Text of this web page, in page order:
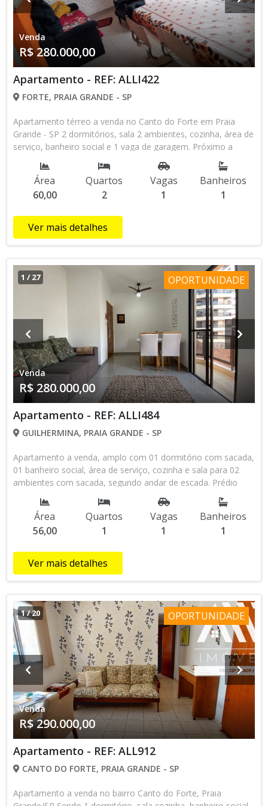
Venda
R$ 280.000,00
Apartamento - REF: ALLI422
FORTE, PRAIA GRANDE - SP
Apartamento térreo a venda no Canto do Forte em Praia
Grande - SP 2 dormitórios, sala 2 ambientes, cozinha, área de
serviço, banheiro social e 1 vaga de garagem. Próximo a
principal avenida gastronômica do bairro, onde também
encontram-se padarias, farmácias, mercados e escola.
Consulte sempre a disponibilidade, pois somos
intermediadores, e os valores podem sofrer alterações sem
WhatsApp (13)98145-4443.
Área
60,00
Quartos
2
Vagas
1
Banheiros
1
Ver mais detalhes
1 / 27 OPORTUNIDADE
Venda
R$ 280.000,00
Apartamento - REF: ALLI484
GUILHERMINA, PRAIA GRANDE - SP
Apartamento a venda, amplo com 01 dormitório com sacada,
01 banheiro social, área de serviço, cozinha e sala para 02
ambientes com sacada, segundo andar de escada. Prédio
oferece 01 vaga de garagem coletiva por apartamento e está
localizado próximo de restaurantes, mercados (Carrefour,
Extra) e feira livre, escolas, lojas e bancos, a 450 metros da
praia Guilhermina em Praia Grande. Quer comprar este
corretores via whatsapp 13-98145-4443
Área
56,00
Quartos
1
Vagas
1
Banheiros
1
Ver mais detalhes
1/20 OPORTUNIDADE
Venda
R$ 290.000,00
Apartamento - REF: ALL912
CANTO DO FORTE, PRAIA GRANDE - SP
Apartamento a venda no bairro Canto do Forte, Praia